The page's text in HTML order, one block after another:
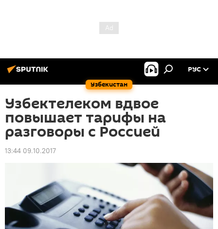
Узбекистан
РУС
Узбектелеком вдвое
повышает тарифы на
разговоры с Россией
13:44 09.10.2017